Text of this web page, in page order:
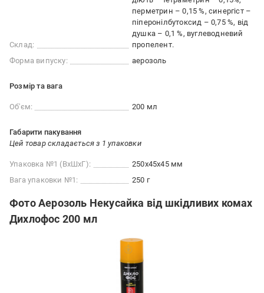
Склад:
перметрин – 0,15 %, синергіст –
піперонілбутоксид – 0,75 %, від
душка – 0,1 %, вуглеводневий
пропелент.
Форма випуску:
аерозоль
Розмір та вага
Об'єм: 200 мл
Габарити пакування
Цей товар складається з 1 упаковки
Упаковка №1 (ВхШхГ):
250x45x45 мм
Вага упаковки №1:
250 г
Фото Аерозоль Некусайка від шкідливих комах
Дихлофос 200 мл